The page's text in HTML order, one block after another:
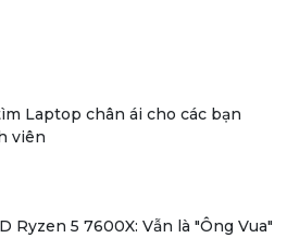
Laptop chân ái cho các bạn
viên
Ryzen 5 7600X: Vẫn là "Ông Vua"